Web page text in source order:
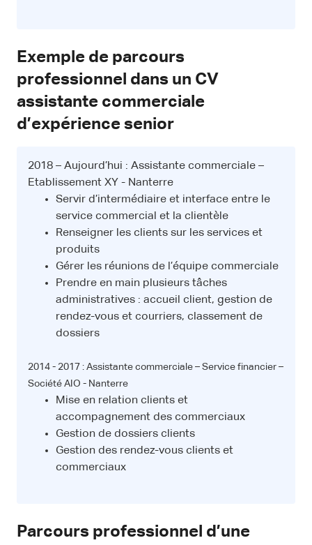
Exemple de parcours
professionnel dans un CV
assistante commerciale
d’expérience senior
2018 – Aujourd’hui : Assistante commerciale –
Etablissement XY - Nanterre
Servir d’intermédiaire et interface entre le
service commercial et la clientèle
Renseigner les clients sur les services et
produits
Gérer les réunions de l’équipe commerciale
Prendre en main plusieurs tâches
administratives : accueil client, gestion de
rendez-vous et courriers, classement de
dossiers
2014 - 2017 : Assistante commerciale – Service financier –
Société AIO - Nanterre
Mise en relation clients et
accompagnement des commerciaux
Gestion de dossiers clients
Gestion des rendez-vous clients et
commerciaux
Parcours professionnel d’une